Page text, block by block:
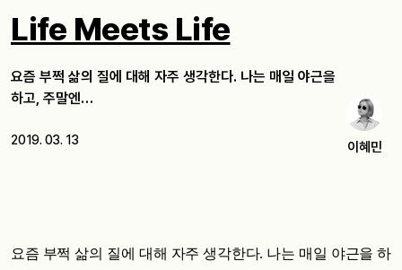
Life Meets Life
요즘 부쩍 삶의 질에 대해 자주 생각한다. 나는 매일 야근을
하고, 주말엔…
2019. 03. 13 이혜민
요즘 부쩍 삶의 질에 대해 자주 생각한다. 나는 매일 야근을 하